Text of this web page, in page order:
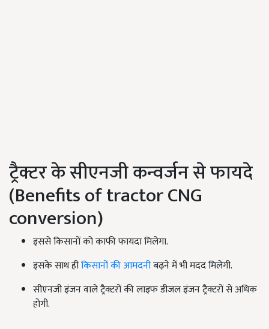
ट्रैक्टर के सीएनजी कन्वर्जन से फायदे
(Benefits of tractor CNG
conversion)
इससे किसानों को काफी फायदा मिलेगा.
इसके साथ हीकिसानों की आमदनीबढ़ने में भी मदद मिलेगी.
सीएनजी इंजन वाले ट्रैक्टरों की लाइफ डीजल इंजन ट्रैक्टरों से अधिक
होगी.